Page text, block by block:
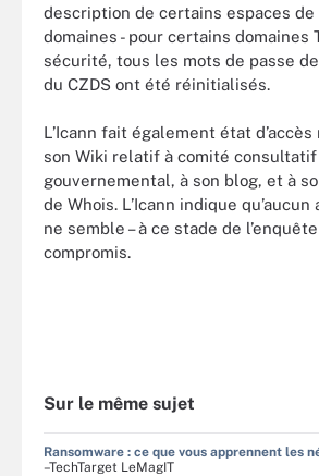
description de certains espaces de
domaines - pour certains domaines
sécurité, tous les mots de passe
du CZDS ont été réinitialisés.
L’Icann fait également état
son Wiki relatif à comité consultatif
gouvernemental, à son blog, et à
de Whois. L’Icann indique
ne semble – à ce stade de
compromis.
Sur le même sujet
Ransomware : ce que vous apprennent les
–TechTarget LeMagIT